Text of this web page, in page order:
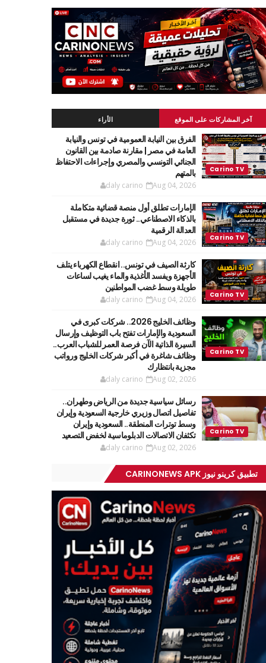
آخر المشاركات على الموقع الأراء
الفرق بين النيابة العمومية في تونس والنيابة
العامة في مصر | مقارنة صادمة بين القانون
الجنائي التونسي والمصري وإجراءات الاحتفاظ
بالمتهم
daly carino Aug 04, 2026
الإمارات تطلق أول منصة قضائية متكاملة
بالذكاء الاصطناعي.. ثورة جديدة في مستقبل
العدالة الرقمية
daly carino Aug 04, 2026
كارثة الصيف في تونس.. انقطاع الكهرباء يتلف
الأجهزة ويفسد الأغذية والماء يغيب لساعات
طويلة وسط غضب المواطنين
daly carino Aug 04, 2026
وظائف الخليج 2026.. شركات كبرى في
السعودية والإمارات تفتح باب التوظيف وإرسال
السيرة الذاتية الآن فرصة العمر للشباب العرب..
وظائف شاغرة في أكبر شركات الخليج ورواتب
مجزية بانتظارك
daly carino Aug 02, 2026
رسائل سياسية جديدة من الرياض وطهران..
تفاصيل اتصال وزيري خارجية السعودية وإيران
وسط توترات المنطقة.. السعودية وإيران
تكثفان الاتصالات الدبلوماسية لخفض التصعيد
daly carino Aug 02, 2026
تطبيق كرينو نيوز CARINONEWS APK